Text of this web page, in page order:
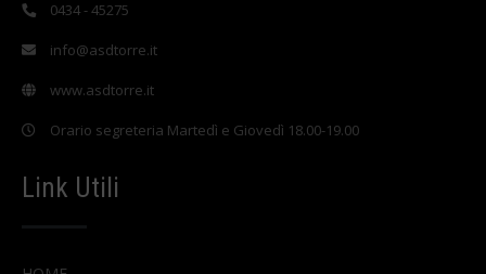
0434 - 45275
info@asdtorre.it
www.asdtorre.it
Orario segreteria Martedì e Giovedì 18.00-19.00
Link Utili